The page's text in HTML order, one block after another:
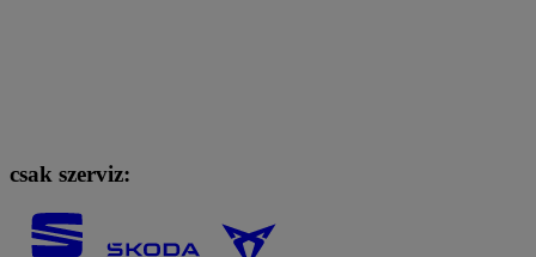
csak szerviz: